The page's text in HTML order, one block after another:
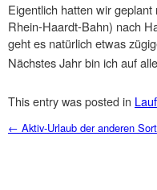
Eigentlich hatten wir
Rhein-Haardt-Bahn) nach
geht es natürlich etwas
Nächstes Jahr bin ich auf
This entry was posted in
Post navigation
← Aktiv-Urlaub der anderen